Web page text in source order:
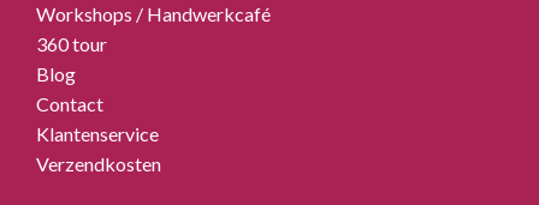
Workshops / Handwerkcafé
360 tour
Blog
Contact
Klantenservice
Verzendkosten